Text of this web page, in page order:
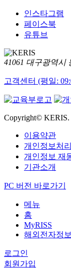
인스타그램
페이스북
유튜브
41061 대구광역시
고객센터 (평일:
Copyright©
이용약관
개인정보처
개인정보 재
기관소개
PC 버전 바로가기
메뉴
홈
MyRISS
해외전자정
로그인
회원가입